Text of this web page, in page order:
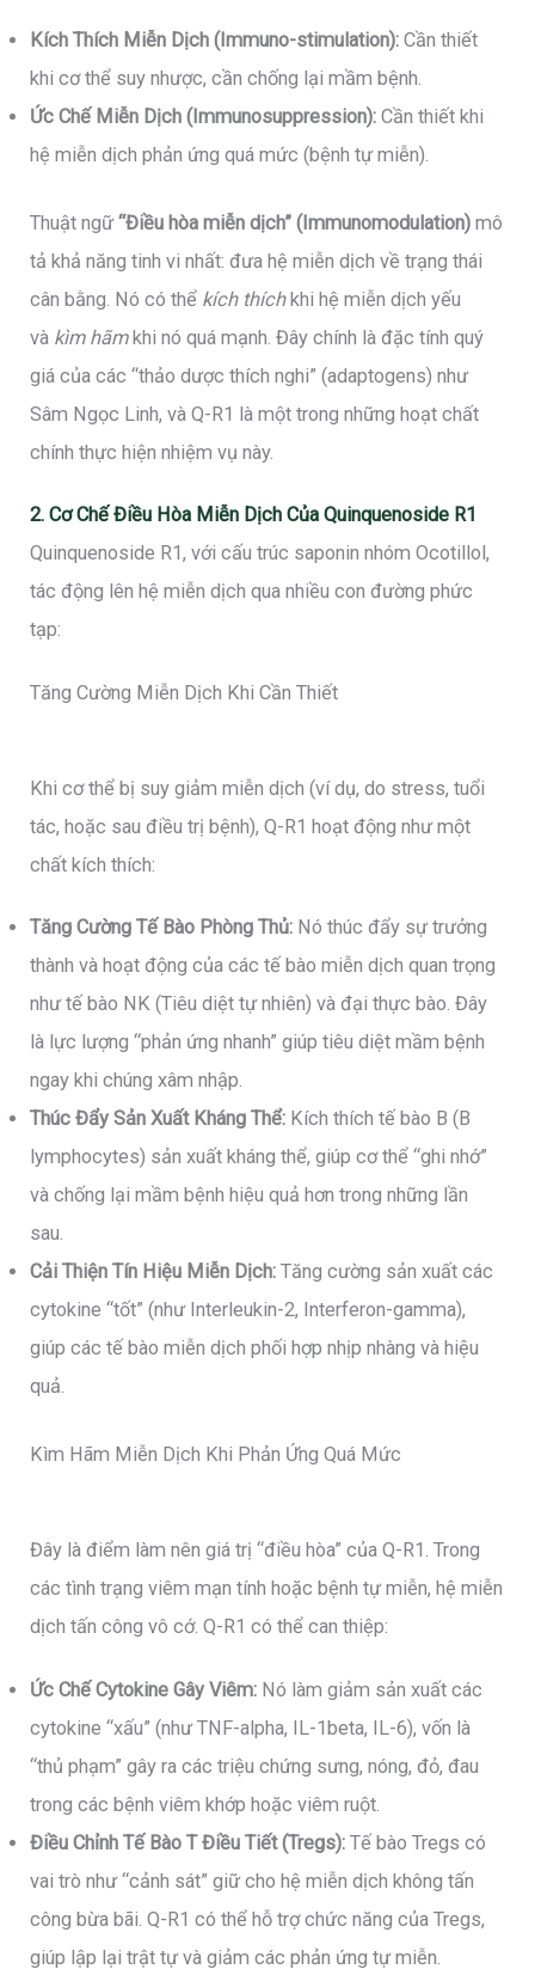
Kích Thích Miễn Dịch (Immuno-stimulation): Cần thiết
khi cơ thể suy nhược, cần chống lại mầm bệnh.
Ức Chế Miễn Dịch (Immunosuppression): Cần thiết khi
hệ miễn dịch phản ứng quá mức (bệnh tự miễn).
Thuật ngữ“Điều hòa miễn dịch” (Immunomodulation) mô
tả khả năng tinh vi nhất: đưa hệ miễn dịch về trạng thái
cân bằng. Nó có thể kích thíchkhi hệ miễn dịch yếu
và kìm hãmkhi nó quá mạnh. Đây chính là đặc tính quý
giá của các “thảo dược thích nghi” (adaptogens) như
Sâm Ngọc Linh, và Q-R1 là một trong những hoạt chất
chính thực hiện nhiệm vụ này.
2. Cơ Chế Điều Hòa Miễn Dịch Của Quinquenoside R1
Quinquenoside R1, với cấu trúc saponin nhóm Ocotillol,
tác động lên hệ miễn dịch qua nhiều con đường phức
tạp:
Tăng Cường Miễn Dịch Khi Cần Thiết
Khi cơ thể bị suy giảm miễn dịch (ví dụ, do stress, tuổi
tác, hoặc sau điều trị bệnh), Q-R1 hoạt động như một
chất kích thích:
Tăng Cường Tế Bào Phòng Thủ: Nó thúc đẩy sự trưởng
thành và hoạt động của các tế bào miễn dịch quan trọng
như tế bào NK (Tiêu diệt tự nhiên) và đại thực bào. Đây
là lực lượng “phản ứng nhanh” giúp tiêu diệt mầm bệnh
ngay khi chúng xâm nhập.
Thúc Đẩy Sản Xuất Kháng Thể: Kích thích tế bào B (B
lymphocytes) sản xuất kháng thể, giúp cơ thể “ghi nhớ”
và chống lại mầm bệnh hiệu quả hơn trong những lần
sau.
Cải Thiện Tín Hiệu Miễn Dịch: Tăng cường sản xuất các
cytokine “tốt” (như Interleukin-2, Interferon-gamma),
giúp các tế bào miễn dịch phối hợp nhịp nhàng và hiệu
quả.
Kìm Hãm Miễn Dịch Khi Phản Ứng Quá Mức
Đây là điểm làm nên giá trị “điều hòa” của Q-R1. Trong
các tình trạng viêm mạn tính hoặc bệnh tự miễn, hệ miễn
dịch tấn công vô cớ. Q-R1 có thể can thiệp:
Ức Chế Cytokine Gây Viêm: Nó làm giảm sản xuất các
cytokine “xấu” (như TNF-alpha, IL-1beta, IL-6), vốn là
“thủ phạm” gây ra các triệu chứng sưng, nóng, đỏ, đau
trong các bệnh viêm khớp hoặc viêm ruột.
Điều Chỉnh Tế Bào T Điều Tiết (Tregs): Tế bào Tregs có
vai trò như “cảnh sát” giữ cho hệ miễn dịch không tấn
công bừa bãi. Q-R1 có thể hỗ trợ chức năng của Tregs,
giúp lập lại trật tự và giảm các phản ứng tự miễn.